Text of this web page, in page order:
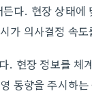
다. 현장 상태에
가 의사결정 속
. 현장 정보를 체
동향을 주시하